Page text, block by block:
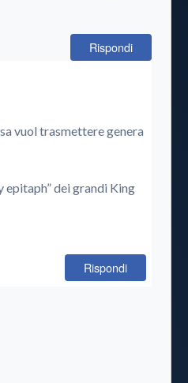
Rispondi
vuol trasmettere genera
epitaph” dei grandi King
Rispondi